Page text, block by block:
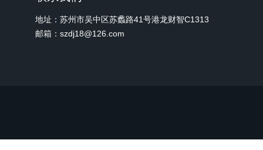
地址：苏州市吴中区苏蠡路41号港龙财智C1313
邮箱：szdj18@126.com